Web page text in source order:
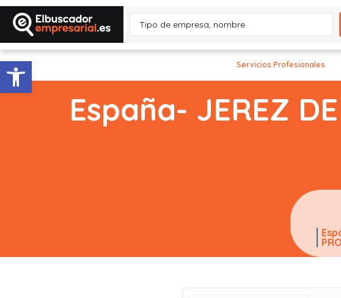
Abrir barra de herramientas Servicios Profesionales
España- JEREZ